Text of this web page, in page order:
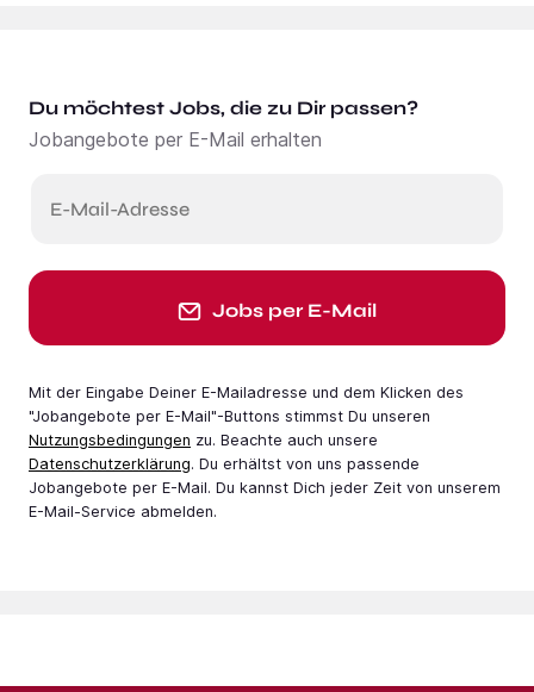
Du möchtest Jobs, die zu Dir passen?
Jobangebote per E-Mail erhalten
E-Mail-Adresse
Jobs per E-Mail
Mit der Eingabe Deiner E-Mail­adresse und dem Klicken des
"Jobangebote per E-Mail"-Buttons stimmst Du unseren
Nutzungsbedingungen zu. Beachte auch unsere
Datenschutzerklärung. Du erhältst von uns passende
Jobangebote per E-Mail. Du kannst Dich jeder Zeit von unserem
E-Mail-Service abmelden.